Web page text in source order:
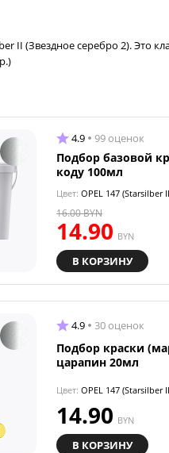
II (Звездное серебро 2). Это
4.9 99 оценок
Подбор базовой
коду 100мл
Цвет: OPEL 147 (Starsilber
14.90 BYN
16.00BYN
В КОРЗИНУ
4.9 30 оценок
Подбор краски
царапин 20мл
Цвет: OPEL 147 (Starsilber
14.90 BYN
В КОРЗИНУ